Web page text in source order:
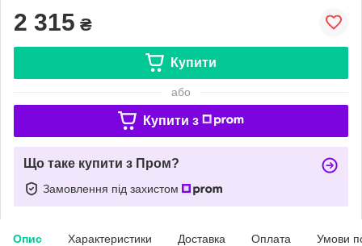
2 315 ₴
Купити
або
Купити з
Що таке купити з Пром?
Замовлення під захистом
Опис Характеристики Доставка Оплата Умови